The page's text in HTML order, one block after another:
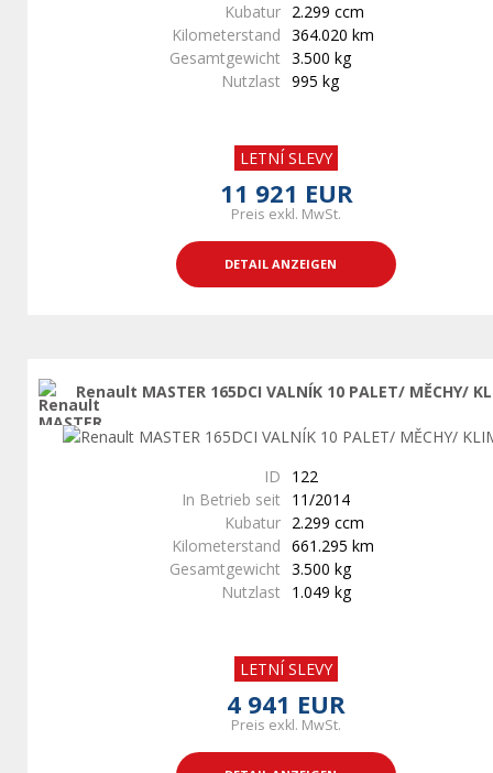
Kubatur 2.299 ccm
Kilometerstand 364.020 km
Gesamtgewicht 3.500 kg
Nutzlast 995 kg
LETNÍ SLEVY
11 921 EUR
Preis exkl. MwSt.
DETAIL ANZEIGEN
Renault MASTER 165DCI VALNÍK 10 PALET/ MĚCHY/
ID
122
In Betrieb seit
11/2014
Kubatur 2.299 ccm
Kilometerstand 661.295 km
Gesamtgewicht 3.500 kg
Nutzlast
1.049 kg
LETNÍ SLEVY
4 941 EUR
Preis exkl. MwSt.